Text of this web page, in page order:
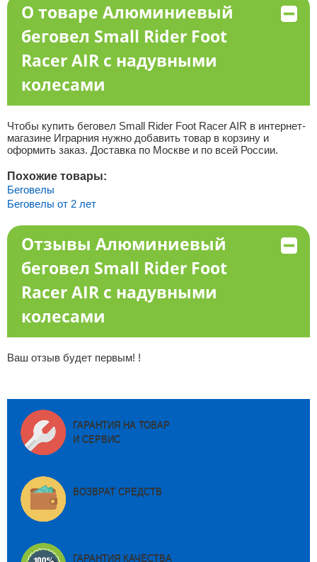
О товаре Алюминиевый
беговел Small Rider Foot
Racer AIR с надувными
колесами
Чтобы купить беговел Small Rider Foot Racer AIR в интернет-
магазине Играрния нужно добавить товар в корзину и
оформить заказ. Доставка по Москве и по всей России.
Похожие товары:
Беговелы
Беговелы от 2 лет
Отзывы Алюминиевый
беговел Small Rider Foot
Racer AIR с надувными
колесами
Ваш отзыв будет первым! !
ГАРАНТИЯ НА ТОВАР
И СЕРВИС
ВОЗВРАТ СРЕДСТВ
ГАРАНТИЯ КАЧЕСТВА